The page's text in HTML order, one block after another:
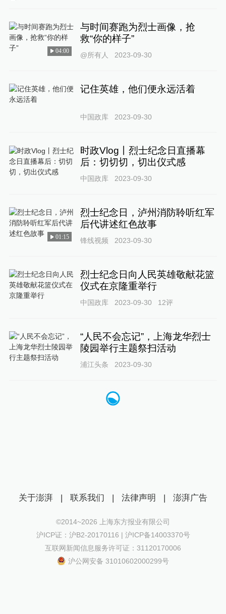
04:00
与时间赛跑为烈士画像，抢
救“你的样子”
@所有人 2023-09-30
记住英雄，他们便永远活着
中国政库 2023-09-30
时政Vlog丨烈士纪念日直播幕
后：切切切，切出仪式感
中国政库 2023-09-30
01:15
烈士纪念日，泸州消防聆听红军
后代讲述红色故事
锋线视频 2023-09-30
烈士纪念日向人民英雄敬献花篮
仪式在京隆重举行
中国政库 2023-09-30 12评
“人民不会忘记”，上海龙华烈士
陵园举行主题祭扫活动
浦江头条 2023-09-30
关于澎湃 | 联系我们 | 法律声明 | 澎湃广告
©2014~2026 上海东方报业有限公司
沪ICP证：沪B2-20170116 | 沪ICP备14003370号
互联网新闻信息服务许可证：31120170006
沪公网安备 31010602000299号